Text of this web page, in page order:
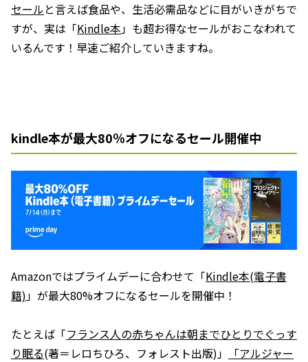
セールと言えば食品や、生活必需品などに目がいきがちで
すが、実は「Kindle本」も超お得なセールがおこなわれて
いるんです！早速ご紹介していきますね。
kindle本が最大80％オフになるセール開催中
Amazonではプライムデーに合わせて「Kindle本(電子書
籍) 」が最大80%オフになるセールを開催中！
たとえば「フランス人の赤ちゃんは朝までひとりでぐっす
り眠る(著＝レロちひろ、フォレスト出版)」
「アルジャー